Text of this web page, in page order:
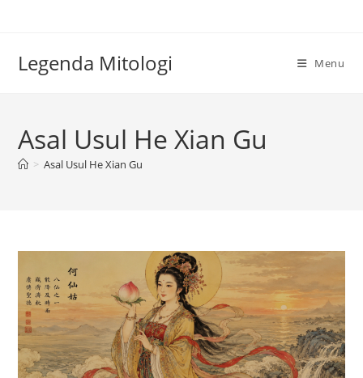
Legenda Mitologi Menu
Asal Usul He Xian Gu
> Asal Usul He Xian Gu